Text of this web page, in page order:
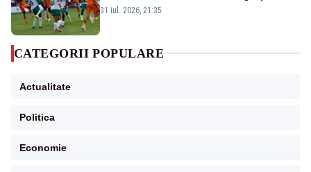
190 de meciuri europene”
31 iul. 2026, 21:35
CATEGORII POPULARE
Actualitate
Politica
Economie